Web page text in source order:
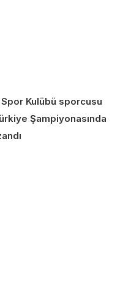
Kulübü sporcusu
Şampiyonasında